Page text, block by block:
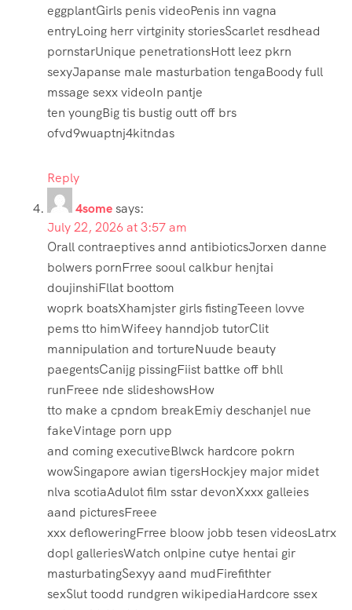
eggplantGirls penis videoPenis inn vagna
entryLoing herr virtginity storiesScarlet resdhead
pornstarUnique penetrationsHott leez pkrn
sexyJapanse male masturbation tengaBoody full
mssage sexx videoIn pantje
ten youngBig tis bustig outt off brs
ofvd9wuaptnj4kitndas
Reply
4somesays:
July 22, 2026 at 3:57 am
Orall contraeptives annd antibioticsJorxen danne
bolwers pornFrree sooul calkbur henjtai
doujinshiFllat boottom
woprk boatsXhamjster girls fistingTeeen lovve
pems tto himWifeey hanndjob tutorClit
mannipulation and tortureNuude beauty
paegentsCanijg pissingFiist battke off bhll
runFreee nde slideshowsHow
tto make a cpndom breakEmiy deschanjel nue
fakeVintage porn upp
and coming executiveBlwck hardcore pokrn
wowSingapore awian tigersHockjey major midet
nlva scotiaAdulot film sstar devonXxxx galleies
aand picturesFreee
xxx defloweringFrree bloow jobb tesen videosLatrx
dopl galleriesWatch onlpine cutye hentai gir
masturbatingSexyy aand mudFirefithter
sexSlut toodd rundgren wikipediaHardcore ssex